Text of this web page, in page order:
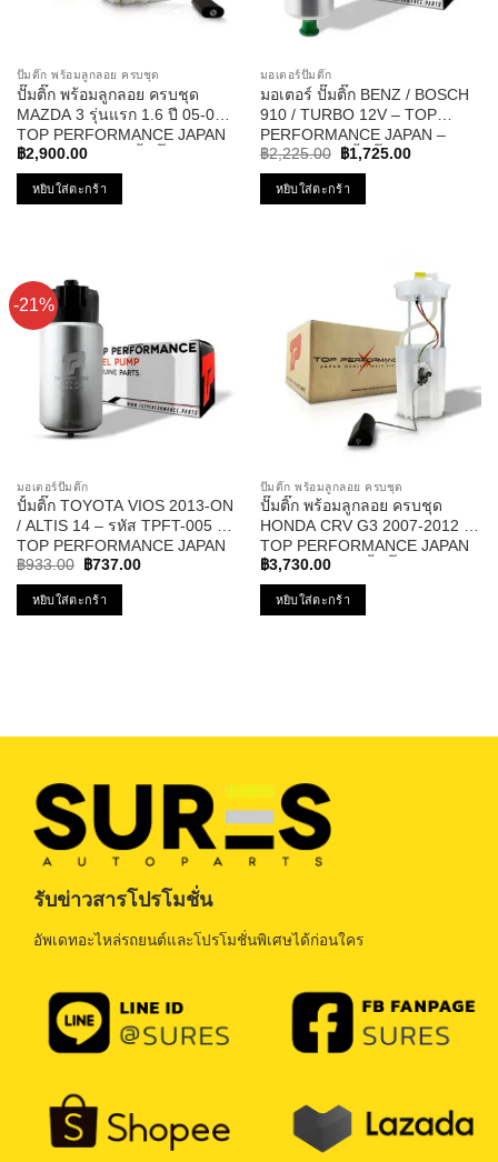
ปั๊มติ๊ก พร้อมลูกลอย ครบชุด
ปั๊มติ๊ก พร้อมลูกลอย ครบชุด
MAZDA 3 รุ่นแรก 1.6 ปี 05-09 –
TOP PERFORMANCE JAPAN
– TPFMZ-912 – ปั้มติ๊ก มาสด้า
สาม
฿2,900.00
หยิบใส่ตะกร้า
มอเตอร์ปั๊มติ๊ก
มอเตอร์ ปั๊มติ๊ก BENZ / BOSCH
910 / TURBO 12V – TOP
PERFORMANCE JAPAN –
TPFB-302 – ปั้มติ๊ก ในถัง เบนซ์
บอส นอกถัง
฿2,225.00
Original
was:
฿2,225.00.
฿1,725.00Current
หยิบใส่ตะกร้า
-21%
มอเตอร์ปั๊มติ๊ก
ปั้มติ๊ก TOYOTA VIOS 2013-ON
/ ALTIS 14 – รหัส TPFT-005 –
TOP PERFORMANCE JAPAN
฿933.00
Original
was:
฿933.00.
฿737.00Current
หยิบใส่ตะกร้า
ปั๊มติ๊ก พร้อมลูกลอย ครบชุด
ปั๊มติ๊ก พร้อมลูกลอย ครบชุด
HONDA CRV G3 2007-2012 –
TOP PERFORMANCE JAPAN
– TPFH-952 – ปั้มติ๊ก ฮอนด้า ซี
อาวี
฿3,730.00
หยิบใส่ตะกร้า
รับข่าวสารโปรโมชั่น
อัพเดทอะไหล่รถยนต์และโปรโมชั่นพิเศษได้ก่อนใคร